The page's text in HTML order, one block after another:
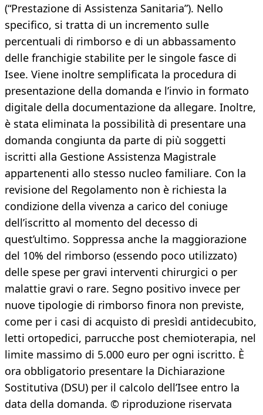
(“Prestazione di Assistenza Sanitaria”). Nello
specifico, si tratta di un incremento sulle
percentuali di rimborso e di un abbassamento
delle franchigie stabilite per le singole fasce di
Isee. Viene inoltre semplificata la procedura di
presentazione della domanda e l’invio in formato
digitale della documentazione da allegare. Inoltre,
è stata eliminata la possibilità di presentare una
domanda congiunta da parte di più soggetti
iscritti alla Gestione Assistenza Magistrale
appartenenti allo stesso nucleo familiare. Con la
revisione del Regolamento non è richiesta la
condizione della vivenza a carico del coniuge
dell’iscritto al momento del decesso di
quest’ultimo. Soppressa anche la maggiorazione
del 10% del rimborso (essendo poco utilizzato)
delle spese per gravi interventi chirurgici o per
malattie gravi o rare. Segno positivo invece per
nuove tipologie di rimborso finora non previste,
come per i casi di acquisto di presìdi antidecubito,
letti ortopedici, parrucche post chemioterapia, nel
limite massimo di 5.000 euro per ogni iscritto. È
ora obbligatorio presentare la Dichiarazione
Sostitutiva (DSU) per il calcolo dell’Isee entro la
data della domanda. © riproduzione riservata